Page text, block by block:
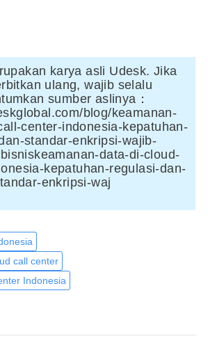
karya asli Udesk. Jika
ulang, wajib selalu
sumber aslinya：
blog/keamanan-
center-indonesia-kepatuhan-
standar-enkripsi-wajib-
data-di-cloud-
kepatuhan-regulasi-dan-
enkripsi-waj
call center
Indonesia